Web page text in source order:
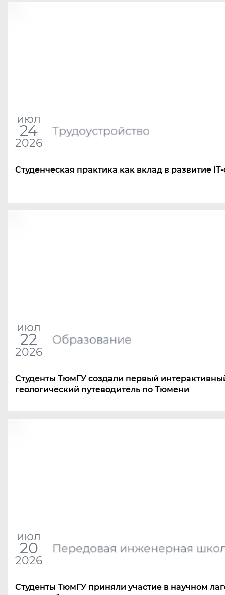
июл
24
2026
Трудоустройство
Студенческая практика как вклад в развитие
июл
22
2026
Образование
Студенты ТюмГУ создали первый
геологический путеводитель по Тюмени
июл
20
2026
Передовая инженерная
Студенты ТюмГУ приняли участие в научном